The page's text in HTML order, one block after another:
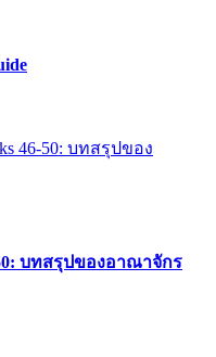
50: บทสรุปของอาณาจักร